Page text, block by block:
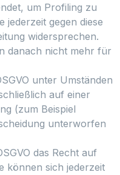
um Profiling zu
jederzeit gegen diese
widersprechen.
danach nicht mehr für
unter Umständen
auf einer
(zum Beispiel
unterworfen
das Recht auf
können sich jederzeit